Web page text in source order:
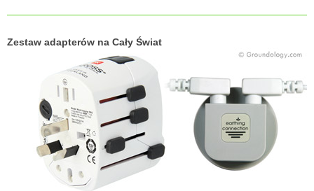
Zestaw adapterów na Cały Świat